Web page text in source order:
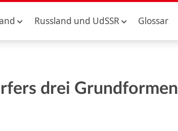
Russland und UdSSR Glossar
drei